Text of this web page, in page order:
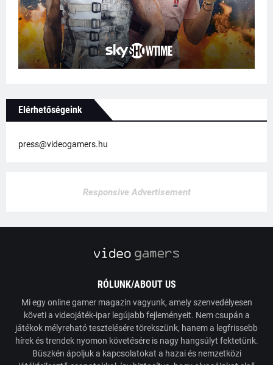
Elérhetőségeink
press@videogamers.hu
Responsive Advertisement
RÓLUNK/ABOUT US
Mi egy online gamer magazin vagyunk, amely szenvedélyesen
követi a videojáték-ipar legújabb fejleményeit. Nem csupán a
játékok mélyreható tesztelésére törekszünk, hanem a legfrissebb
hírek és trendek nyomon követésére is nagy hangsúlyt fektetünk.
Büszkén ápoljuk a kapcsolatokat a hazai és nemzetközi